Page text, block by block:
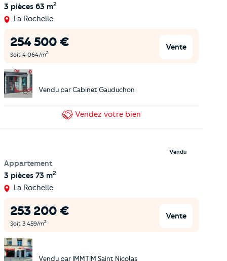
3 pièces 63 m2
La Rochelle
254 500 €
Soit 4 064/m2
Vente
Vendu parCabinet Gauduchon
Vendez votre bien
Appartement
3 pièces 73 m2
Vendu
La Rochelle
253 200 €
Soit 3 459/m2
Vente
Vendu par IMMTIM Saint Nicolas